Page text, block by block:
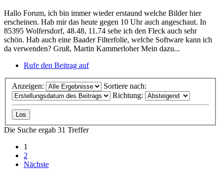
Hallo Forum, ich bin immer wieder erstaund welche Bilder hier
erscheinen. Hab mir das heute gegen 10 Uhr auch angeschaut. In
85395 Wolfersdorf, 48.48, 11.74 sehe ich den Fleck auch sehr
schön. Hab auch eine Baader Filterfolie, welche Software kann ich
da verwenden? Gruß, Martin Kammerloher Mein dazu...
Rufe den Beitrag auf
Anzeigen:
Sortiere nach:
Richtung:
Die Suche ergab 31 Treffer
1
2
Nächste